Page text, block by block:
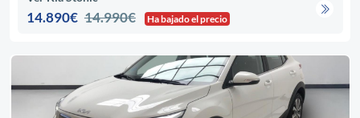
14.890€ 14.990€ Ha bajado el precio